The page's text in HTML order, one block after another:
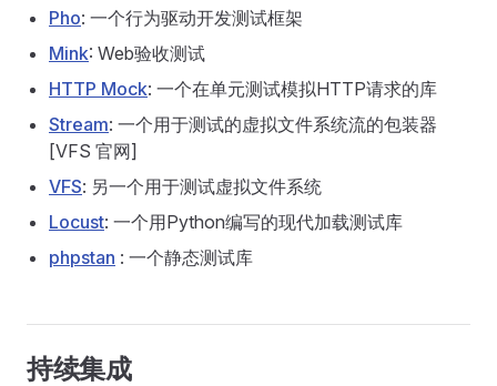
Pho: 一个行为驱动开发测试框架
Mink: Web验收测试
HTTP Mock: 一个在单元测试模拟HTTP请求的库
Stream: 一个用于测试的虚拟文件系统流的包装器
[VFS 官网]
VFS: 另一个用于测试虚拟文件系统
Locust: 一个用Python编写的现代加载测试库
phpstan : 一个静态测试库
持续集成